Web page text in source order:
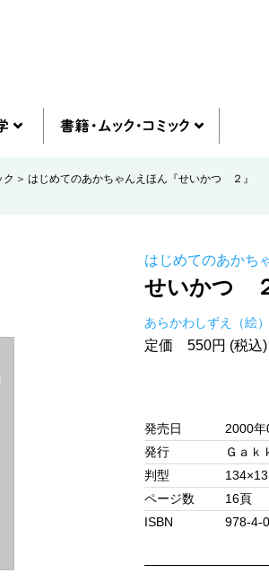
ク はじめてのあかちゃんえほん『せいかつ ２』
はじめてのあか
せいかつ
あらかわしずえ（絵）
定価 550円 (税込)
発売日
2000年
発行
Ｇａｋ
判型
ページ数
16頁
ISBN
978-4-